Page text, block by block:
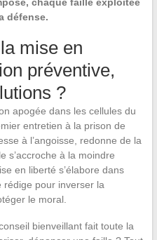
défense.
mise en
préventive,
?
apogée dans les cellules du
entretien à la prison de
à l’angoisse, redonne de la
s’accroche à la moindre
en liberté s’élabore dans
rédige pour inverser la
le moral.
bienveillant fait toute la